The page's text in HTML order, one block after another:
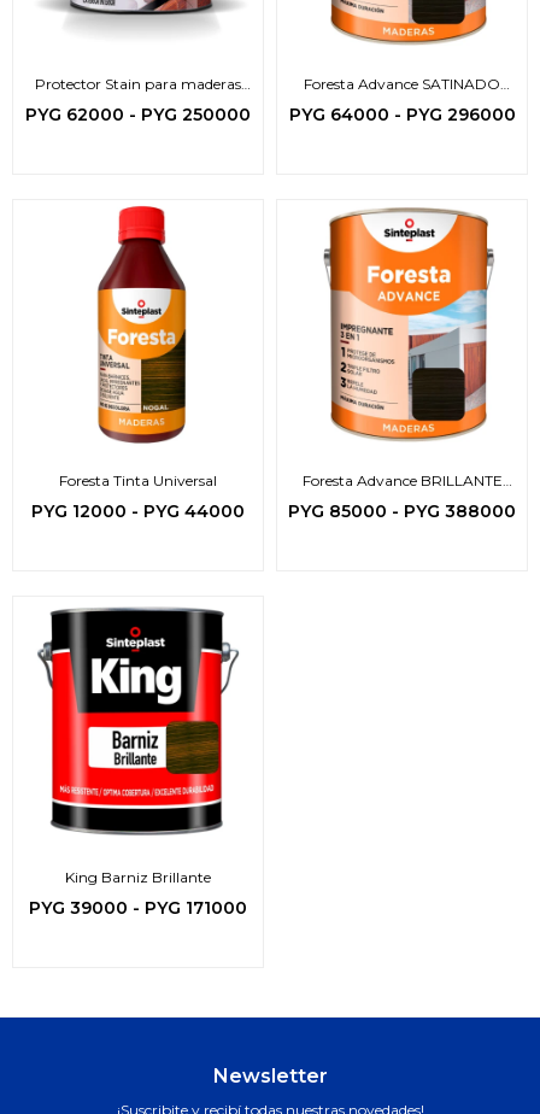
Protector Stain para maderas
Base Agua
PYG 62000 - PYG 250000
Foresta Advance SATINADO
Impregnante -3en1
PYG 64000 - PYG 296000
Foresta Tinta Universal
PYG 12000 - PYG 44000
Foresta Advance BRILLANTE
Impregnante -3en1
PYG 85000 - PYG 388000
King Barniz Brillante
PYG 39000 - PYG 171000
Newsletter
¡Suscribite y recibí todas nuestras novedades!